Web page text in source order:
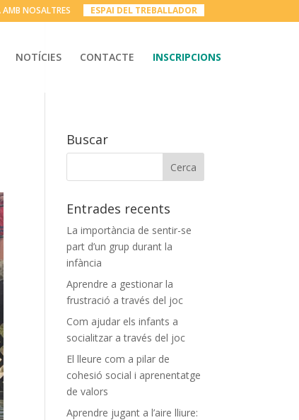
AMB NOSALTRES ESPAI DEL TREBALLADOR__
NOTÍCIES CONTACTE INSCRIPCIONS
Buscar
Entrades recents
La importància de sentir-se
part d’un grup durant la
infància
Aprendre a gestionar la
frustració a través del joc
Com ajudar els infants a
socialitzar a través del joc
El lleure com a pilar de
cohesió social i aprenentatge
de valors
Aprendre jugant a l’aire lliure: